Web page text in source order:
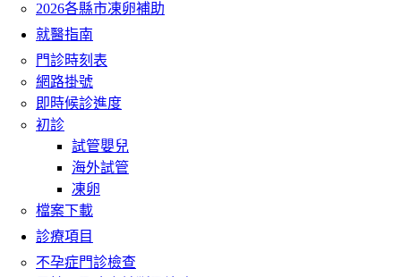
2026各縣市凍卵補助
就醫指南
門診時刻表
網路掛號
即時候診進度
初診
試管嬰兒
海外試管
凍卵
檔案下載
診療項目
不孕症門診檢查